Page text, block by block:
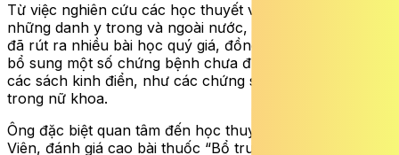
Từ việc nghiên cứu các học thuyết và kinh nghiệm của
những danh y trong và ngoài nước, Hoàng Nguyên Cát
đã rút ra nhiều bài học quý giá, đồng thời phát hiện và
bổ sung một số chứng bệnh chưa được đề cập trong
các sách kinh điển, như các chứng sản hậu, náu lao
trong nữ khoa.
Ông đặc biệt quan tâm đến học thuyết tỳ vị của Lý Đông
Viên, đánh giá cao bài thuốc “Bổ trung ích khí” và xem